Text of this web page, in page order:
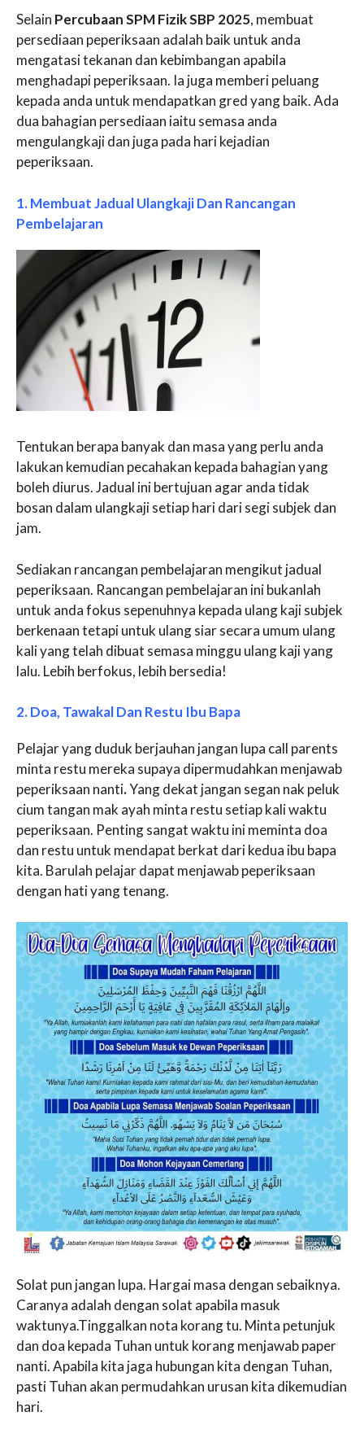
Selain Percubaan SPM Fizik SBP 2025, membuat
persediaan peperiksaan adalah baik untuk anda
mengatasi tekanan dan kebimbangan apabila
menghadapi peperiksaan. Ia juga memberi peluang
kepada anda untuk mendapatkan gred yang baik. Ada
dua bahagian persediaan iaitu semasa anda
mengulangkaji dan juga pada hari kejadian
peperiksaan.
1. Membuat Jadual Ulangkaji Dan Rancangan
Pembelajaran
Tentukan berapa banyak dan masa yang perlu anda
lakukan kemudian pecahakan kepada bahagian yang
boleh diurus. Jadual ini bertujuan agar anda tidak
bosan dalam ulangkaji setiap hari dari segi subjek dan
jam.
Sediakan rancangan pembelajaran mengikut jadual
peperiksaan. Rancangan pembelajaran ini bukanlah
untuk anda fokus sepenuhnya kepada ulang kaji subjek
berkenaan tetapi untuk ulang siar secara umum ulang
kali yang telah dibuat semasa minggu ulang kaji yang
lalu. Lebih berfokus, lebih bersedia!
2. Doa, Tawakal Dan Restu Ibu Bapa
Pelajar yang duduk berjauhan jangan lupa call parents
minta restu mereka supaya dipermudahkan menjawab
peperiksaan nanti.Yang dekat jangan segan nak peluk
cium tangan mak ayah minta restu setiap kali waktu
peperiksaan. Penting sangat waktu ini meminta doa
dan restu untuk mendapat berkat dari kedua ibu bapa
kita. Barulah pelajar dapat menjawab peperiksaan
dengan hati yang tenang.
Solat pun jangan lupa. Hargai masa dengan sebaiknya.
Caranya adalah dengan solat apabila masuk
waktunya.Tinggalkan nota korang tu. Minta petunjuk
dan doa kepada Tuhan untuk korang menjawab paper
nanti. Apabila kita jaga hubungan kita dengan Tuhan,
pasti Tuhan akan permudahkan urusan kita dikemudian
hari.